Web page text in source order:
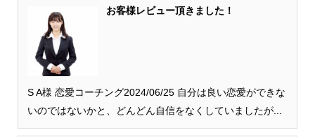
お客様レビュー頂きました！
S A様 恋愛コーチング2024/06/25 自分は良い恋愛ができな
いのではないかと、どんどん自信をなくしていましたが...